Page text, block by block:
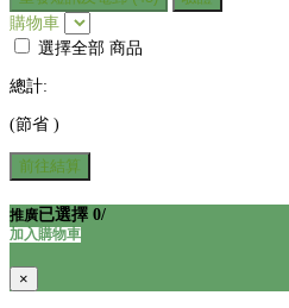
購物車
選擇全部 商品
總計:
(節省 )
前往結算
推廣已選擇 0/
加入購物車
×